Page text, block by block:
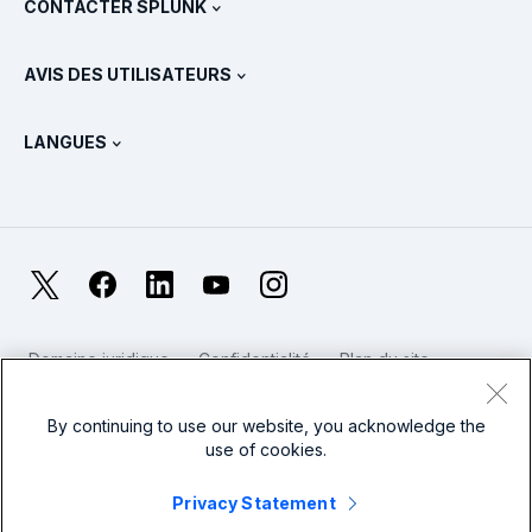
Splunk Protects
SURGe
Formation et certification
Boutique Splunk
Qu’est-ce qu’OpenTelemetry ?
Métriques pour le SOC
Métriques de fiabilité
CONTACTER SPLUNK
AVIS DES UTILISATEURS
LANGUES
Deutsch
日本語
繁體中文
FacebookLinkedIn YouTubeInstagram
Domaine juridique Confidentialité
Plan du site
Modern Slavery
By continuing to use our website, you acknowledge the
use of cookies.
Privacy Statement